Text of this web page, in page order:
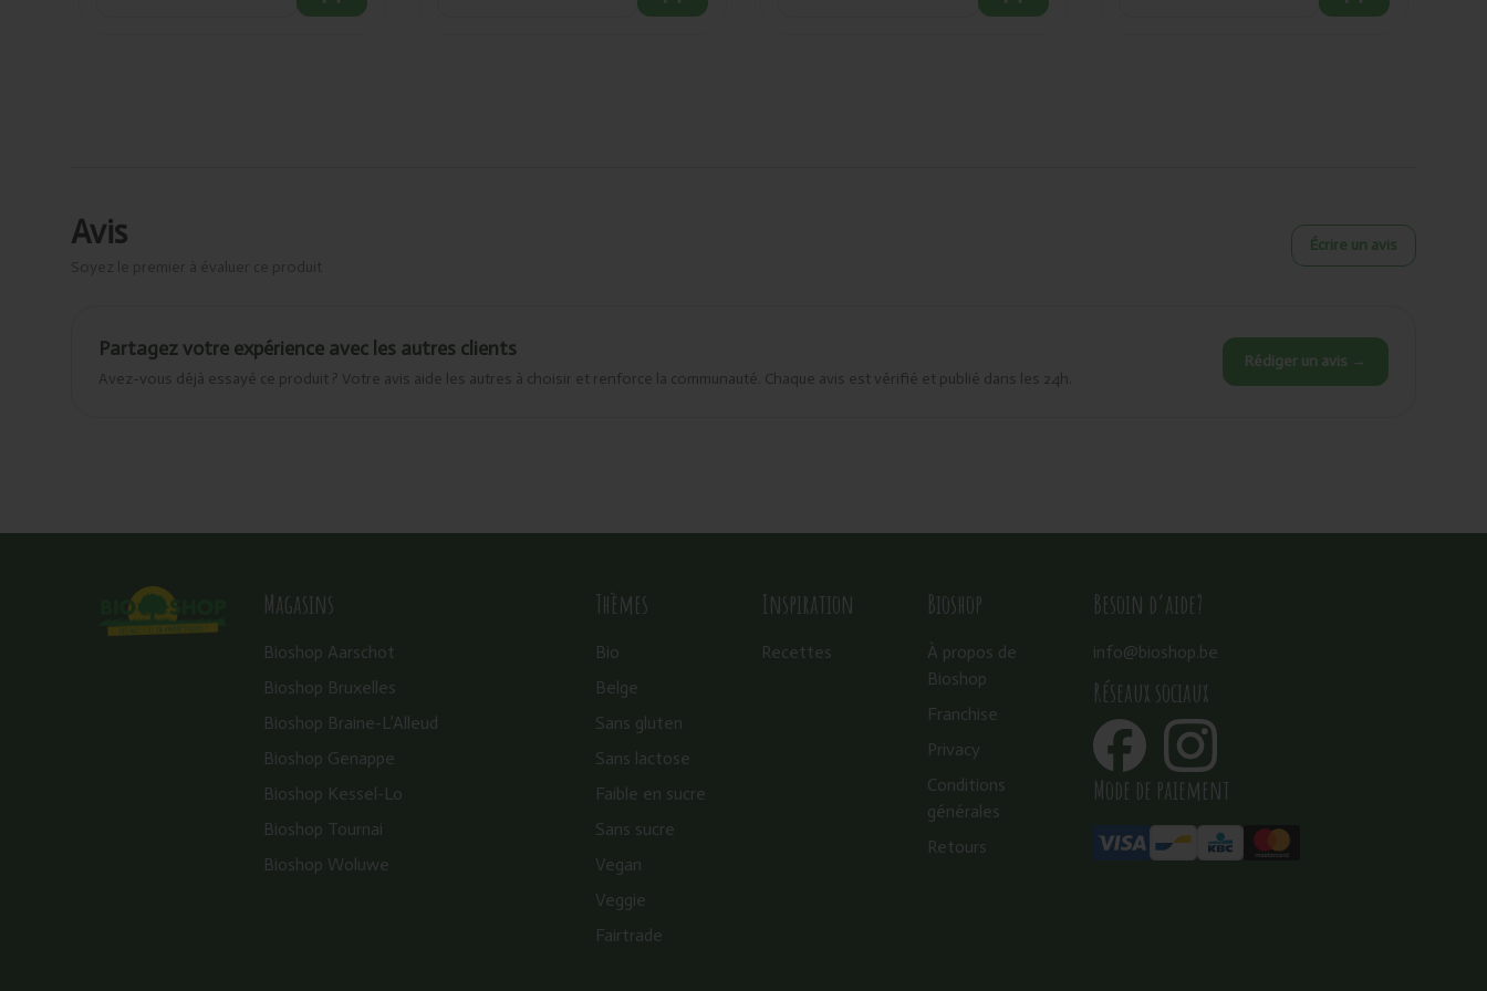
Avis Écrire un avis
Partagez votre expérience avec les autres clients
Avez-vous déjà essayé ce produit ? Votre avis aide les autres à choisir et renforce la communauté. Chaque avis est vérifié et publié dans les 24h.
Rédiger un avis →
Magasins
Bioshop Aarschot
Bioshop Bruxelles
Bioshop Braine-L’Alleud
Bioshop Genappe
Bioshop Kessel-Lo
Bioshop Tournai
Bioshop Woluwe
Thèmes
Bio
Belge
Sans gluten
Sans lactose
Faible en sucre
Sans sucre
Vegan
Veggie
Fairtrade
Inspiration
Recettes
Bioshop
À propos de
Bioshop
Franchise
Privacy
Conditions
générales
Retours
Besoin d’aide?
info@bioshop.be
Réseaux sociaux
Mode de paiement